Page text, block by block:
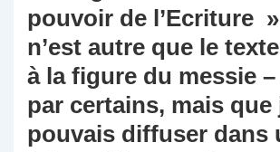
pouvoir de l’Ecriture
n’est autre que le
à la figure du messie
par certains, mais que
pouvais diffuser dans